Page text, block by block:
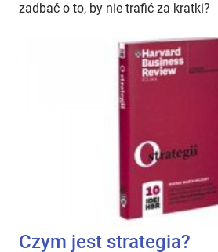
zadbać o to, by nie trafić za kratki?
Czym jest strategia?